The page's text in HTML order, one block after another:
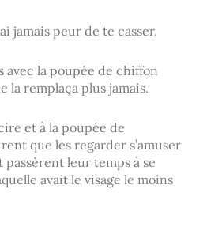
jamais peur de te casser.
avec la poupée de chiffon
la remplaça plus jamais.
et à la poupée de
que les regarder s’amuser
leur temps à se
avait le visage le moins